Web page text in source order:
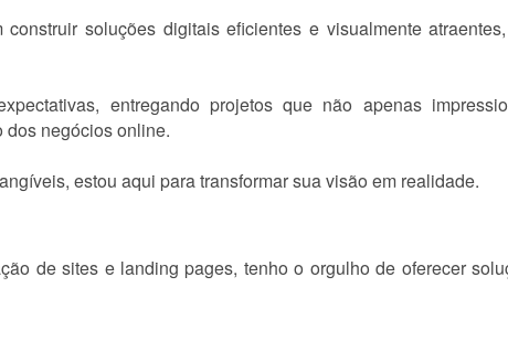
soluções digitais eficientes e visualmente
entregando projetos que não apenas
dos negócios online.
estou aqui para transformar sua visão em realidade.
de sites e landing pages, tenho o orgulho de oferecer